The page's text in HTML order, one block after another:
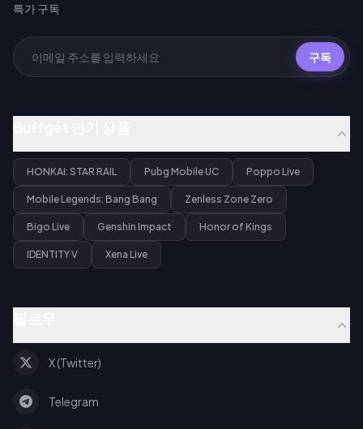
특가 구독
구독
HONKAI: STAR RAIL Pubg Mobile UC Poppo Live
Mobile Legends: Bang Bang Zenless Zone Zero
Bigo Live Genshin Impact Honor of Kings
IDENTITY V Xena Live
X (Twitter)
Telegram